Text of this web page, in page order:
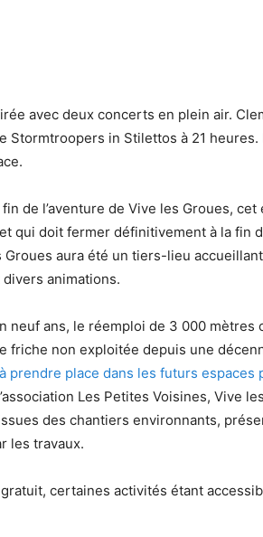
avec deux concerts en plein air.
Stormtroopers in Stilettos à 21
de l’aventure de Vive les Groues,
qui doit fermer définitivement à la fin
aura été un tiers-lieu
animations.
neuf ans, le réemploi de 3 000 mètres
friche non exploitée depuis une
prendre place dans les futurs espaces
Les Petites Voisines, Vive
des chantiers environnants,
les travaux.
certaines activités étant